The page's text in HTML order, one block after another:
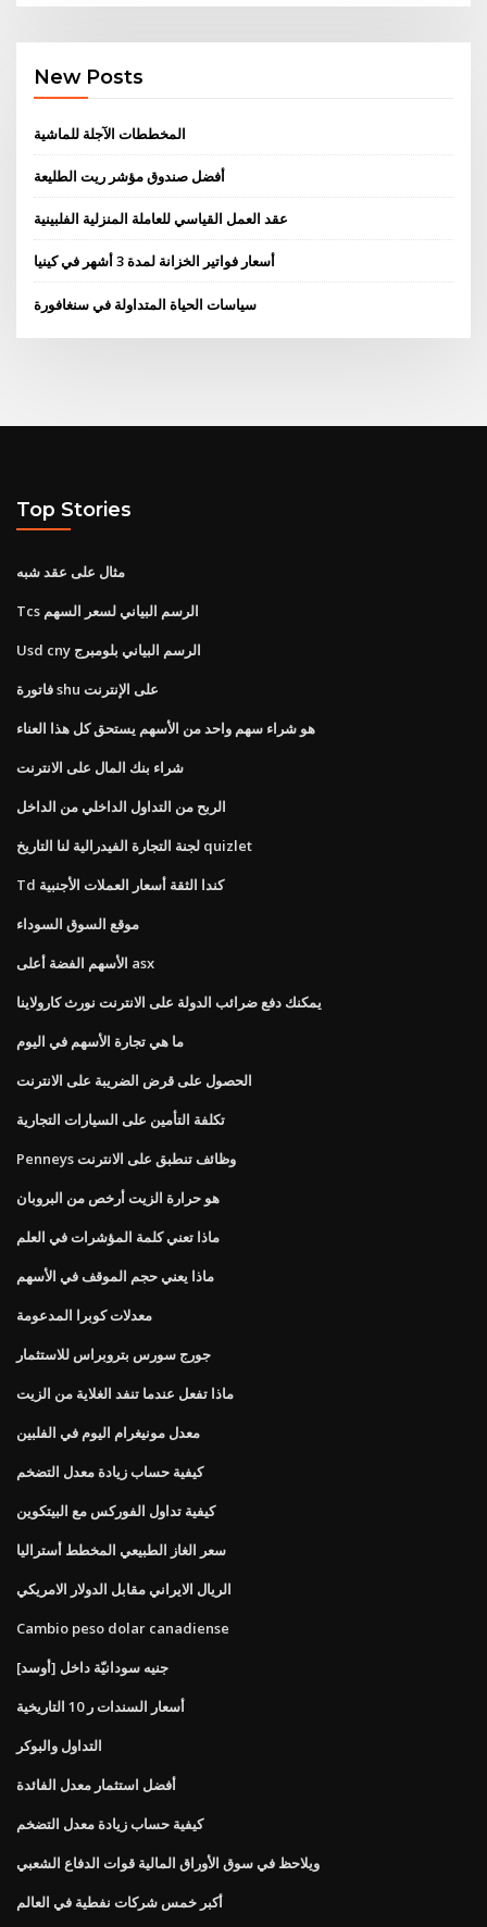
New Posts
المخططات الآجلة للماشية
أفضل صندوق مؤشر ريت الطليعة
عقد العمل القياسي للعاملة المنزلية الفلبينية
أسعار فواتير الخزانة لمدة 3 أشهر في كينيا
سياسات الحياة المتداولة في سنغافورة
Top Stories
مثال على عقد شبه
Tcs الرسم البياني لسعر السهم
Usd cny الرسم البياني بلومبرج
فاتورة shu على الإنترنت
هو شراء سهم واحد من الأسهم يستحق كل هذا العناء
شراء بنك المال على الانترنت
الربح من التداول الداخلي من الداخل
لجنة التجارة الفيدرالية لنا التاريخ quizlet
Td كندا الثقة أسعار العملات الأجنبية
موقع السوق السوداء
الأسهم الفضة أعلى asx
يمكنك دفع ضرائب الدولة على الانترنت نورث كارولاينا
ما هي تجارة الأسهم في اليوم
الحصول على قرض الضريبة على الانترنت
تكلفة التأمين على السيارات التجارية
Penneys وظائف تنطبق على الانترنت
هو حرارة الزيت أرخص من البروبان
ماذا تعني كلمة المؤشرات في العلم
ماذا يعني حجم الموقف في الأسهم
معدلات كوبرا المدعومة
جورج سورس بتروبراس للاستثمار
ماذا تفعل عندما تنفد الغلاية من الزيت
معدل مونيغرام اليوم في الفلبين
كيفية حساب زيادة معدل التضخم
كيفية تداول الفوركس مع البيتكوين
سعر الغاز الطبيعي المخطط أستراليا
الريال الايراني مقابل الدولار الامريكي
Cambio peso dolar canadiense
جنيه سودانيّة داخل [أوسد]
أسعار السندات ر 10 التاريخية
التداول والبوكر
أفضل استثمار معدل الفائدة
كيفية حساب زيادة معدل التضخم
ويلاحظ في سوق الأوراق المالية قوات الدفاع الشعبي
أكبر خمس شركات نفطية في العالم